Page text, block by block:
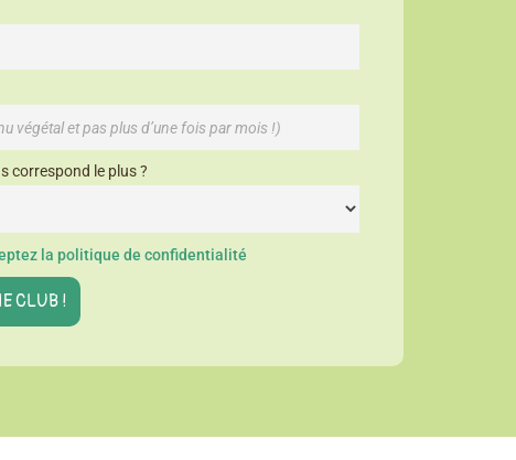
correspond le plus ?
la politique de confidentialité